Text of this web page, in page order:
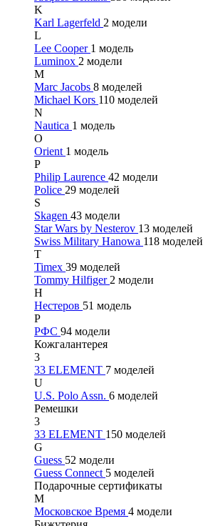
K
Karl Lagerfeld 2 модели
L
Lee Cooper 1 модель
Luminox 2 модели
M
Marc Jacobs 8 моделей
Michael Kors 110 моделей
N
Nautica 1 модель
O
Orient 1 модель
P
Philip Laurence 42 модели
Police 29 моделей
S
Skagen 43 модели
Star Wars by Nesterov 13 моделей
Swiss Military Hanowa 118 моделей
T
Timex 39 моделей
Tommy Hilfiger 2 модели
Н
Нестеров 51 модель
Р
РФС 94 модели
Кожгалантерея
3
33 ELEMENT 7 моделей
U
U.S. Polo Assn. 6 моделей
Ремешки
3
33 ELEMENT 150 моделей
G
Guess 52 модели
Guess Connect 5 моделей
Подарочные сертификаты
М
Московское Время 4 модели